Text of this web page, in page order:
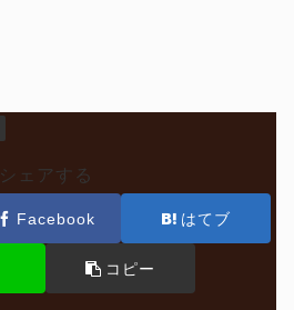
シェアする
Facebook はてブ
コピー